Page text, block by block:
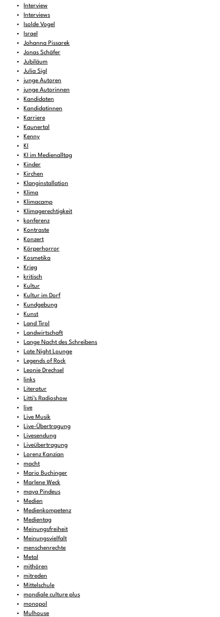
Interview
Interviews
Isolde Vogel
Israel
Johanna Pissarek
Jonas Schäfer
Jubiläum
Julia Sigl
junge Autoren
junge Autorinnen
Kandidaten
Kandidatinnen
Karriere
Kaunertal
Kenny
KI
KI im Medienalltag
Kinder
Kirchen
Klanginstallation
Klima
Klimacamp
Klimagerechtigkeit
konferenz
Kontraste
Konzert
Körperhorror
Kosmetika
Krieg
kritisch
Kultur
Kultur im Dorf
Kundgebung
Kunst
Land Tirol
Landwirtschaft
Lange Nacht des Schreibens
Late Night Lounge
Legends of Rock
Leonie Drechsel
links
Literatur
Litti's Radioshow
live
Live Musik
Live-Übertragung
Livesendung
Liveübertragung
Lorenz Kanzian
macht
Mario Buchinger
Marlene Weck
maya Pindeus
Medien
Medienkompetenz
Medientag
Meinungsfreiheit
Meinungsvielfalt
menschenrechte
Metal
mithören
mitreden
Mittelschule
mondiale culture plus
monopol
Mulhouse